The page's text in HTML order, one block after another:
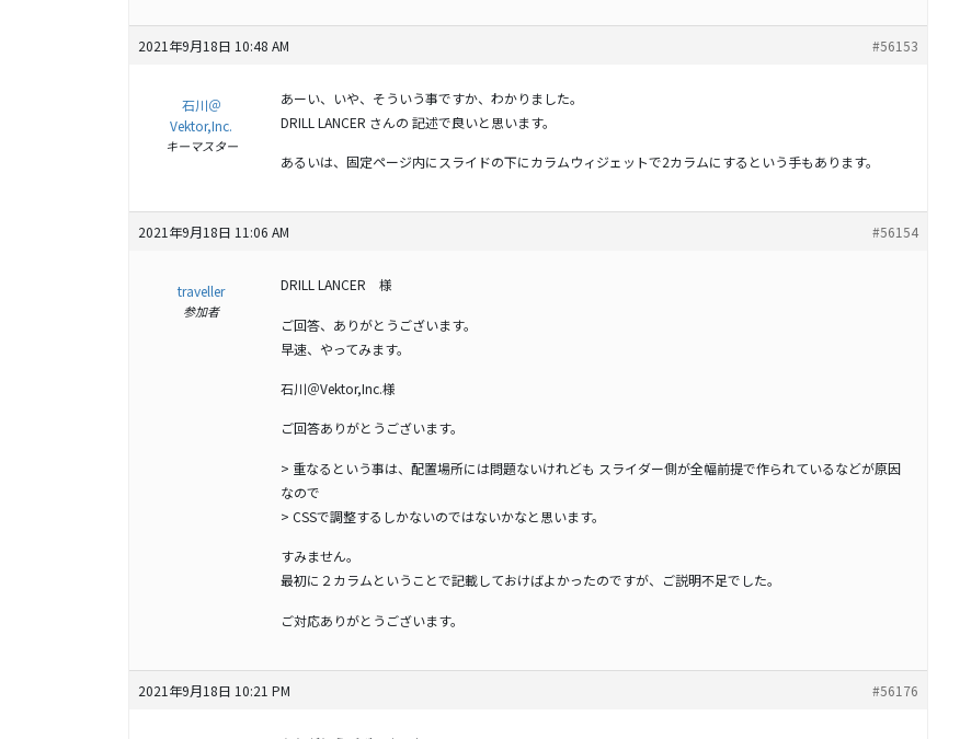
2021年9月18日 10:48 AM #56153
石川＠
Vektor,Inc.
キーマスター
あーい、いや、そういう事ですか、わかりました。
DRILL LANCER さんの 記述で良いと思います。
あるいは、固定ページ内にスライドの下にカラムウィジェットで2カラムにするという手もあります。
2021年9月18日 11:06 AM #56154
traveller
参加者
DRILL LANCER 様
ご回答、ありがとうございます。
早速、やってみます。
石川＠Vektor,Inc.様
ご回答ありがとうございます。
> 重なるという事は、配置場所には問題ないけれども スライダー側が全幅前提で作られているなどが原因
なので
> CSSで調整するしかないのではないかなと思います。
すみません。
最初に２カラムということで記載しておけばよかったのですが、ご説明不足でした。
ご対応ありがとうございます。
2021年9月18日 10:21 PM #56176